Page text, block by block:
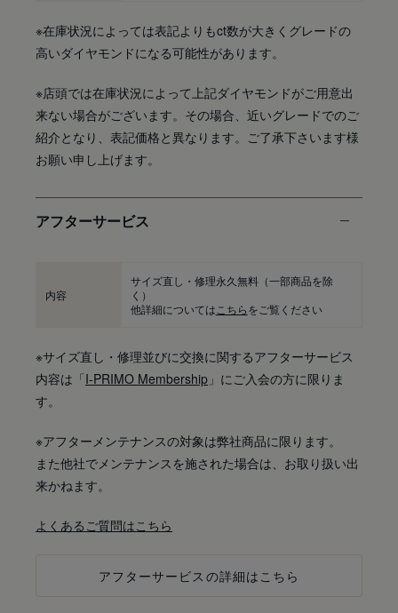
※在庫状況によっては表記よりもct数が大きくグレードの
高いダイヤモンドになる可能性があります。
※店頭では在庫状況によって上記ダイヤモンドがご用意出
来ない場合がございます。その場合、近いグレードでのご
紹介となり、表記価格と異なります。ご了承下さいます様
お願い申し上げます。
アフターサービス
内容
サイズ直し・修理永久無料（一部商品を除
く）
他詳細については こちらをご覧ください
※サイズ直し・修理並びに交換に関するアフターサービス
内容は「I-PRIMO Membership 」にご入会の方に限りま
す。
※アフターメンテナンスの対象は弊社商品に限ります。
また他社でメンテナンスを施された場合は、お取り扱い出
来かねます。
よくあるご質問はこちら
アフターサービスの詳細はこちら